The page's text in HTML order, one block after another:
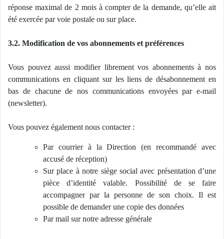
réponse maximal de 2 mois à compter de la demande, qu’elle ait
été exercée par voie postale ou sur place.
3.2. Modification de vos abonnements et préférences
Vous pouvez aussi modifier librement vos abonnements à nos
communications en cliquant sur les liens de désabonnement en
bas de chacune de nos communications envoyées par e-mail
(newsletter).
Vous pouvez également nous contacter :
Par courrier à la Direction (en recommandé avec
accusé de réception)
Sur place à notre siège social avec présentation d’une
pièce d’identité valable. Possibilité de se faire
accompagner par la personne de son choix. Il est
possible de demander une copie des données
Par mail sur notre adresse générale